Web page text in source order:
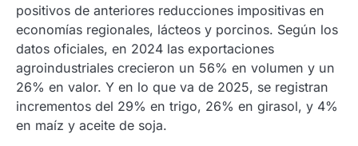
positivos de anteriores reducciones impositivas en
economías regionales, lácteos y porcinos. Según los
datos oficiales, en 2024 las exportaciones
agroindustriales crecieron un 56% en volumen y un
26% en valor. Y en lo que va de 2025, se registran
incrementos del 29% en trigo, 26% en girasol, y 4%
en maíz y aceite de soja.